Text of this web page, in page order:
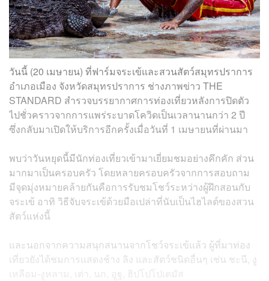
วันนี้ (20 เมษายน) ที่ฟาร์มจระเข้และสวนสัตว์สมุทรปราการ
อำเภอเมือง จังหวัดสมุทรปราการ ช่างภาพข่าว THE
STANDARD สำรวจบรรยากาศการท่องเที่ยวหลังการปิดตัว
ไปชั่วคราวจากการแพร่ระบาดโควิดเป็นเวลานานกว่า 2 ปี
ซึ่งกลับมาเปิดให้บริการอีกครั้งเมื่อวันที่ 1 เมษายนที่ผ่านมา
พบว่าวันหยุดนี้มีนักท่องเที่ยวเข้ามาเยี่ยมชมอย่างคึกคัก ส่วน
มากมาเป็นครอบครัว โดยหลายครอบครัวจากการสอบถาม
มีจุดมุ่งหมายคล้ายกันคือการรับชมโชว์ระหว่างผู้ฝึกสอนกับ
จระเข้ อาทิ วิธีจับจระเข้ด้วยมือเปล่าที่นับเป็นไฮไลต์ของสวน
สัตว์แห่งนี้
และนอกจากความสนุกสนานจากโชว์จระเข้แล้ว ผู้ที่มาท่อง
เที่ยวยังได้ชมการแสดงช้าง ลิง และสัตว์ชนิดอื่นๆ เช่น ชะนี, งู
เหลือม-งูหลาม, เต่า, นก, อูฐ, ฮิปโปโปเตมัส